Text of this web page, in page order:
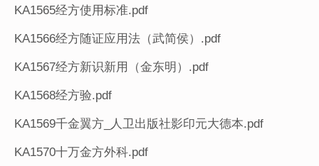
KA1565经方使用标准.pdf
KA1566经方随证应用法（武简侯）.pdf
KA1567经方新识新用（金东明）.pdf
KA1568经方验.pdf
KA1569千金翼方_人卫出版社影印元大德本.pdf
KA1570十万金方外科.pdf